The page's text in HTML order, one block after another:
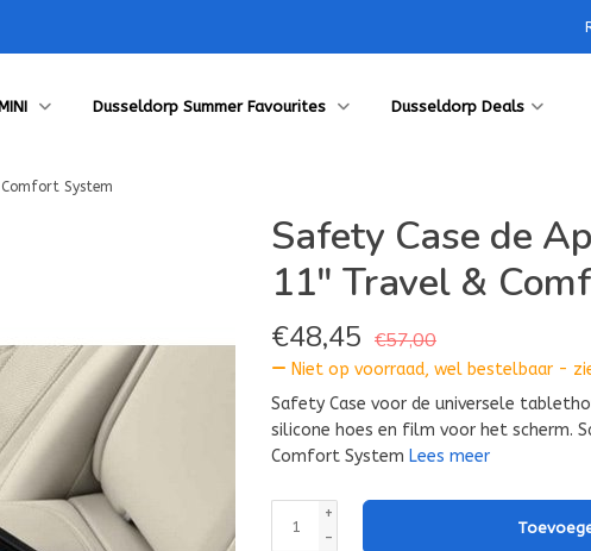
MINI Dusseldorp Summer Favourites Dusseldorp Deals
System
Safety Case de
11" Travel &
€48,45 €57,00
Niet op voorraad, wel bestelbaar -
Safety Case voor de universele
silicone hoes en film voor het scherm.
Comfort System Lees meer
+
-